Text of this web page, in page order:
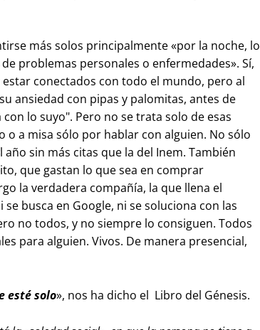
más solos principalmente «por la noche,
problemas personales o enfermedades». Sí,
conectados con todo el mundo, pero al
ansiedad con pipas y palomitas, antes de
lo suyo". Pero no se trata solo de esas
o a misa sólo por hablar con alguien. No sólo
sin más citas que la del Inem. También
que gastan lo que sea en comprar
la verdadera compañía, la que llena el
busca en Google, ni se soluciona con las
no todos, y no siempre lo consiguen. Todos
para alguien. Vivos. De manera presencial,
esté solo», nos ha dicho el Libro del Génesis.